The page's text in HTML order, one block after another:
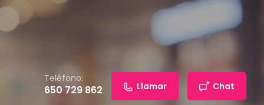
Teléfono:
650 729 862 Llamar Chat